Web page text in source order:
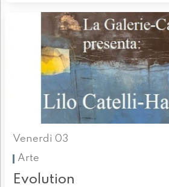
Venerdì 03
Arte
Evolution